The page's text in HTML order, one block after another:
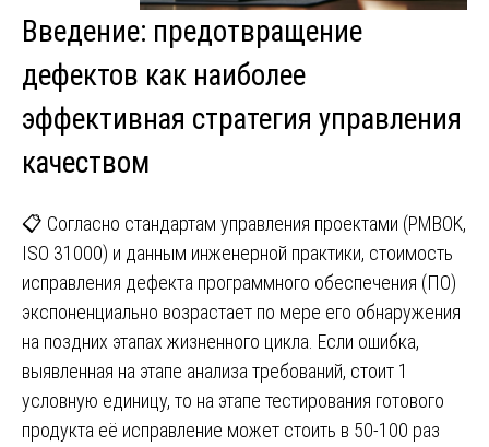
Введение: предотвращение
дефектов как наиболее
эффективная стратегия управления
качеством
📋 Согласно стандартам управления проектами (PMBOK,
ISO 31000) и данным инженерной практики, стоимость
исправления дефекта программного обеспечения (ПО)
экспоненциально возрастает по мере его обнаружения
на поздних этапах жизненного цикла. Если ошибка,
выявленная на этапе анализа требований, стоит 1
условную единицу, то на этапе тестирования готового
продукта её исправление может стоить в 50-100 раз